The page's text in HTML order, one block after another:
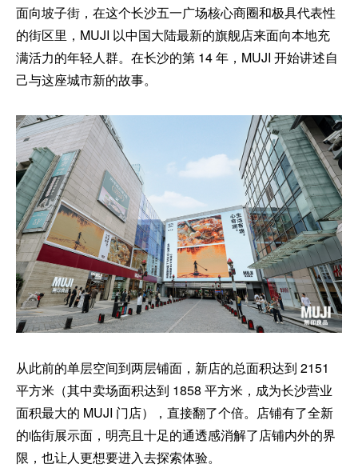
面向坡子街，在这个长沙五一广场核心商圈和极具代表性
的街区里，MUJI 以中国大陆最新的旗舰店来面向本地充
满活力的年轻人群。在长沙的第 14 年，MUJI 开始讲述自
己与这座城市新的故事。
从此前的单层空间到两层铺面，新店的总面积达到 2151
平方米（其中卖场面积达到 1858 平方米，成为长沙营业
面积最大的 MUJI 门店），直接翻了个倍。店铺有了全新
的临街展示面，明亮且十足的通透感消解了店铺内外的界
限，也让人更想要进入去探索体验。